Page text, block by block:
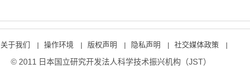
关于我们 | 操作环境 | 版权声明 | 隐私声明 | 社交媒体政策 |
© 2011 日本国立研究开发法人科学技术振兴机构（JST）